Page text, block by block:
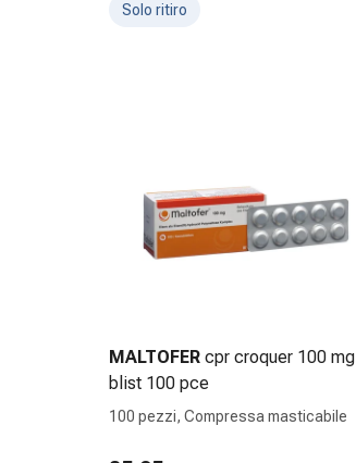
Cessazione
Disturbi
cardiaci
memoria
e
della
Solo ritiro
MALTOFER cpr croquer 100 mg
blist 100 pce
100 pezzi, Compressa masticabile